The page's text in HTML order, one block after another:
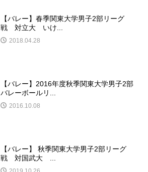
【バレー】春季関東大学男子2部リーグ
戦 対立大 いけ...
2018.04.28
【バレー】2016年度秋季関東大学男子2部
バレーボールリ...
2016.10.08
【バレー】 秋季関東大学男子2部リーグ
戦 対国武大 ...